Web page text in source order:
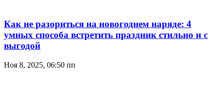
Как не разориться на новогоднем наряде: 4
умных способа встретить праздник стильно и с
выгодой
Ноя 8, 2025, 06:50 пп